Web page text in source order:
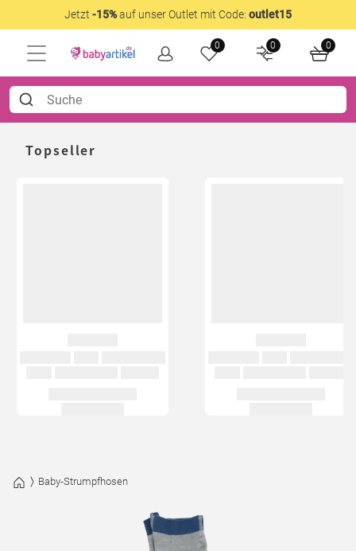
Jetzt -15%auf unser Outlet mit Code: outlet15
0 0 0
Topseller
Baby-Strumpfhosen